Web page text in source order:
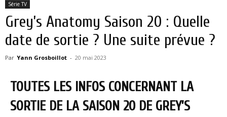
Série TV
Grey’s Anatomy Saison 20 : Quelle
date de sortie ? Une suite prévue ?
Par Yann Grosboillot - 20 mai 2023
TOUTES LES INFOS CONCERNANT LA
SORTIE DE LA SAISON 20 DE GREY’S